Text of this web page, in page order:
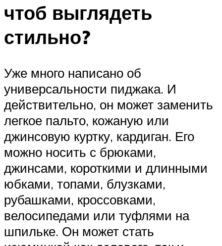
чтоб выглядеть
стильно?
Уже много написано об
универсальности пиджака. И
действительно, он может заменить
легкое пальто, кожаную или
джинсовую куртку, кардиган. Его
можно носить с брюками,
джинсами, короткими и длинными
юбками, топами, блузками,
рубашками, кроссовками,
велосипедами или туфлями на
шпильке. Он может стать